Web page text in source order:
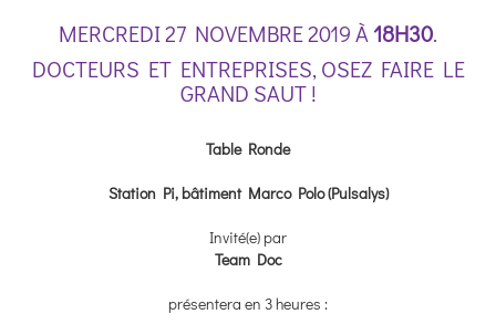
MERCREDI 27 NOVEMBRE 2019 À18H30.
DOCTEURS ET ENTREPRISES, OSEZ FAIRE LE
GRAND SAUT !
Table Ronde
Station Pi, bâtiment Marco Polo (Pulsalys)
Invité(e) par
Team Doc
présentera en 3 heures :